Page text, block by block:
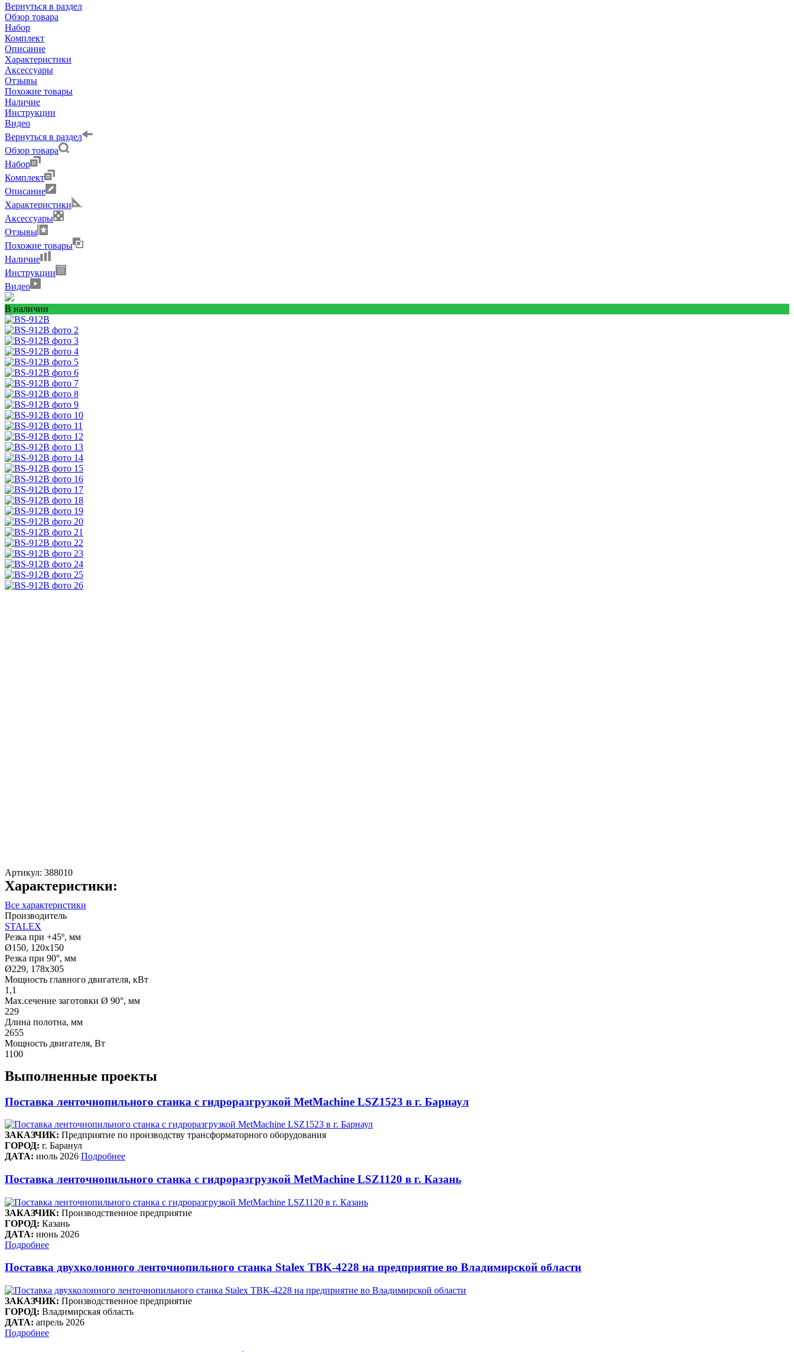
Вернуться в раздел
Обзор товара
Набор
Комплект
Описание
Характеристики
Аксессуары
Отзывы
Похожие товары
Наличие
Инструкции
Видео
Вернуться в раздел
Обзор товара
Набор
Комплект
Описание
Характеристики
Аксессуары
Отзывы
Похожие товары
Наличие
Инструкции
Видео
В наличии
Артикул: 388010
Характеристики:
Все характеристики
Производитель
STALEX
Резка при +45º, мм
Ø150, 120x150
Резка при 90°, мм
Ø229, 178х305
Мощность главного двигателя, кВт
1,1
Max.сечение заготовки Ø 90°, мм
229
Длина полотна, мм
2655
Мощность двигателя, Вт
1100
Выполненные проекты
Поставка ленточнопильного станка c гидроразгрузкой MetMachine LSZ1523 в г. Барнаул
ЗАКАЗЧИК: Предприятие по производству трансформаторного оборудования
ГОРОД: г. Баранул
ДАТА: июль 2026 Подробнее
Поставка ленточнопильного станка c гидроразгрузкой MetMachine LSZ1120 в г. Казань
ЗАКАЗЧИК: Производственное предприятие
ГОРОД: Казань
ДАТА: июнь 2026
Подробнее
Поставка двухколонного ленточнопильного станка Stalex TBK-4228 на предприятие во Владимирской области
ЗАКАЗЧИК: Производственное предприятие
ГОРОД: Владимирская область
ДАТА: апрель 2026
Подробнее